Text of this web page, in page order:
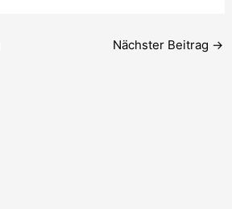
Nächster Beitrag →